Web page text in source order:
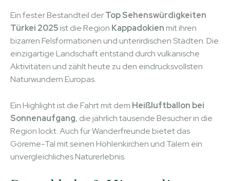
Ein fester Bestandteil derTop Sehenswürdigkeiten
Türkei 2025 ist die Region Kappadokien mit ihren
bizarren Felsformationen und unterirdischen Städten. Die
einzigartige Landschaft entstand durch vulkanische
Aktivitäten und zählt heute zu den eindrucksvollsten
Naturwundern Europas.
Ein Highlight ist die Fahrt mit dem Heißluftballon bei
Sonnenaufgang, die jährlich tausende Besucher in die
Region lockt. Auch für Wanderfreunde bietet das
Göreme-Tal mit seinen Höhlenkirchen und Tälern ein
unvergleichliches Naturerlebnis.